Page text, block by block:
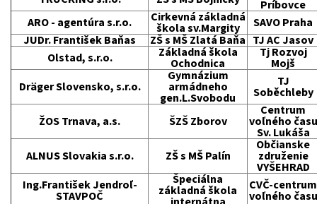
Príbovce
ARO - agentúra s.r.o.
Cirkevná základná
škola sv.Margity
SAVO Praha
JUDr. František Baňas
ZŠ s MŠ Zlatá Baňa TJ AC Jasov
Olstad, s.r.o.
Základná škola
Ochodnica
Tj Rozvoj
Mojš
Dräger Slovensko, s.r.o.
Gymnázium
armádneho
gen.L.Svobodu
TJ
Soběchleby
ŽOS Trnava, a.s.
ŠZŠ Zborov
Centrum
voľného času
Sv. Lukáša
ALNUS Slovakia s.r.o.
ZŠ s MŠ Palín
Občianske
združenie
VYŠEHRAD
Ing.František Jendroľ-
STAVPOČ
Špeciálna
základná škola CVČ-centrum
voľného času